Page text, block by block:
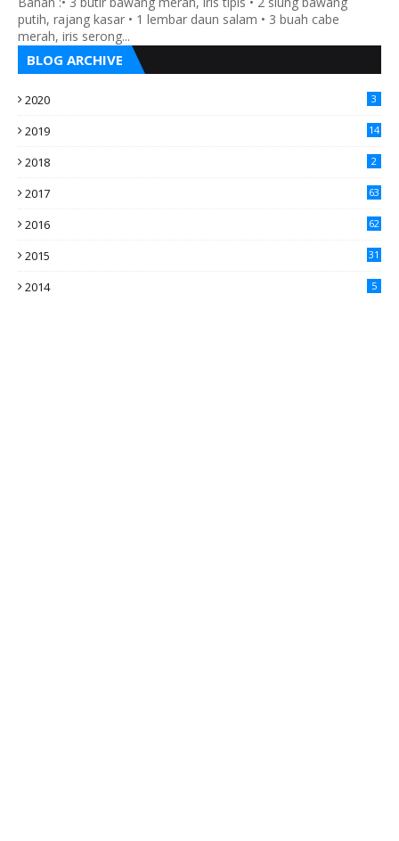
putih, rajang kasar • 1 lembar daun salam • 3 buah cabe
merah, iris serong...
BLOG ARCHIVE
2020 3
2019 14
2018 2
2017 63
2016
62
2015
31
2014 5